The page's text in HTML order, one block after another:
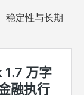
稳定性与长期